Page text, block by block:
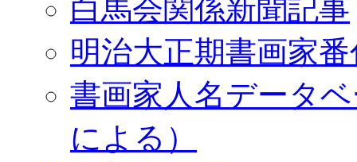
白馬会関係新聞記事
明治大正期書画家
書画家人名データ
による）